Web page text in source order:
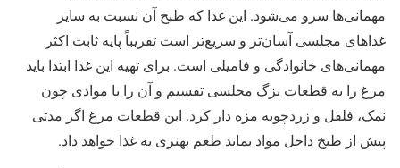
مهمانی‌ها سرو می‌شود. این غذا که طبخ آن نسبت به سایر
غذاهای مجلسی آسان‌تر و سریع‌تر است تقریباً پایه‌ ثابت اکثر
مهمانی‌های خانوادگی و فامیلی است. برای تهیه‌ این غذا ابتدا باید
مرغ را به قطعات بزگ مجلسی تقسیم و آن را با موادی چون
نمک، فلفل و زردچوبه مزه‌ دار کرد. این قطعات مرغ اگر مدتی
پیش از طبخ داخل مواد بماند طعم بهتری به غذا خواهد داد.